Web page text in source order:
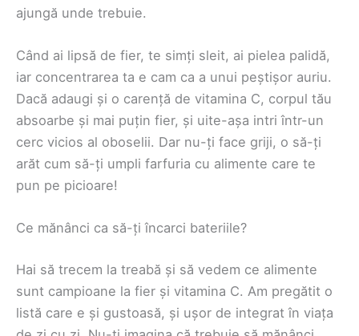
ajungă unde trebuie.
Când ai lipsă de fier, te simți sleit, ai pielea palidă,
iar concentrarea ta e cam ca a unui peștișor auriu.
Dacă adaugi și o carență de vitamina C, corpul tău
absoarbe și mai puțin fier, și uite-așa intri într-un
cerc vicios al oboselii. Dar nu-ți face griji, o să-ți
arăt cum să-ți umpli farfuria cu alimente care te
pun pe picioare!
Ce mănânci ca să-ți încarci bateriile?
Hai să trecem la treabă și să vedem ce alimente
sunt campioane la fier și vitamina C. Am pregătit o
listă care e și gustoasă, și ușor de integrat în viața